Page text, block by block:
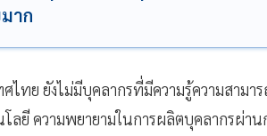
าก
ทย ยังไม่มีบุคลากรที่มีความรู้ความสามา
โลยี ความพยายามในการผลิตบุคลากรผ่